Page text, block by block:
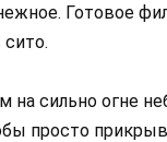
Готовое
на сильно огне
просто